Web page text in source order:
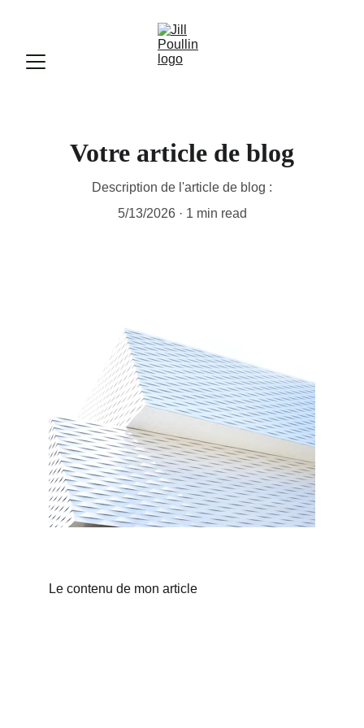
Votre article de blog
Description de l'article de blog :
5/13/2026
1 min read
Le contenu de mon article